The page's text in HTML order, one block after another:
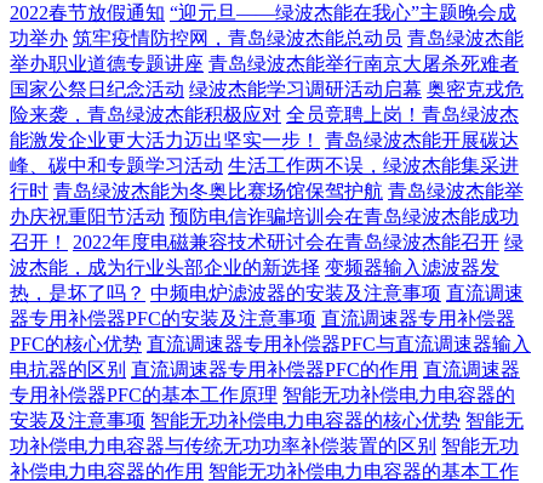
2022春节放假通知 “迎元旦——绿波杰能在我心”主题晚会成
功举办 筑牢疫情防控网，青岛绿波杰能总动员 青岛绿波杰能
举办职业道德专题讲座 青岛绿波杰能举行南京大屠杀死难者
国家公祭日纪念活动 绿波杰能学习调研活动启幕 奥密克戎危
险来袭，青岛绿波杰能积极应对 全员竞聘上岗！青岛绿波杰
能激发企业更大活力迈出坚实一步！
青岛绿波杰能开展碳达
峰、碳中和专题学习活动 生活工作两不误，绿波杰能集采进
行时 青岛绿波杰能为冬奥比赛场馆保驾护航 青岛绿波杰能举
办庆祝重阳节活动 预防电信诈骗培训会在青岛绿波杰能成功
召开！
2022年度电磁兼容技术研讨会在青岛绿波杰能召开 绿
波杰能，成为行业头部企业的新选择 变频器输入滤波器发
热，是坏了吗？ 中频电炉滤波器的安装及注意事项 直流调速
器专用补偿器PFC的安装及注意事项 直流调速器专用补偿器
PFC的核心优势 直流调速器专用补偿器PFC与直流调速器输入
电抗器的区别 直流调速器专用补偿器PFC的作用 直流调速器
专用补偿器PFC的基本工作原理 智能无功补偿电力电容器的
安装及注意事项 智能无功补偿电力电容器的核心优势 智能无
功补偿电力电容器与传统无功功率补偿装置的区别 智能无功
补偿电力电容器的作用 智能无功补偿电力电容器的基本工作